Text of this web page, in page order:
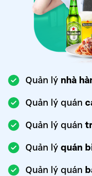
Quản lý nhà
Quản lý quán
Quản lý quán
Quản lý quán
Quản lý quán